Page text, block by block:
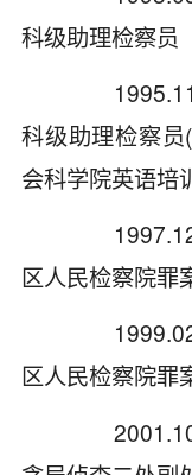
科级助理检察员
1995.11--
科级助理检察
会科学院英语培
1997.12--
区人民检察院罪
1999.02--
区人民检察院罪
2001.10--